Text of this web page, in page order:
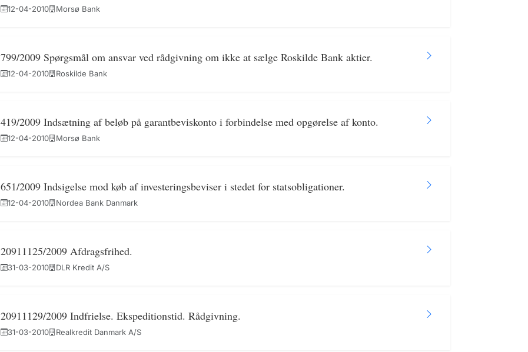
12-04-2010 Morsø Bank
799/2009 Spørgsmål om ansvar ved rådgivning om ikke at sælge Roskilde Bank aktier.
12-04-2010 Roskilde Bank
419/2009 Indsætning af beløb på garantbeviskonto i forbindelse med opgørelse af konto.
12-04-2010 Morsø Bank
651/2009 Indsigelse mod køb af investeringsbeviser i stedet for statsobligationer.
12-04-2010 Nordea Bank Danmark
20911125/2009 Afdragsfrihed.
31-03-2010 DLR Kredit A/S
20911129/2009 Indfrielse. Ekspeditionstid. Rådgivning.
31-03-2010 Realkredit Danmark A/S